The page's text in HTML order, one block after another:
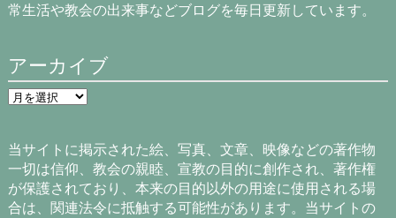
常生活や教会の出来事などブログを毎日更新しています。
アーカイブ
ア
ー
ブ
当サイトに掲示された絵、写真、文章、映像などの著作物
一切は信仰、教会の親睦、宣教の目的に創作され、著作権
が保護されており、本来の目的以外の用途に使用される場
合は、関連法令に抵触する可能性があります。当サイトの